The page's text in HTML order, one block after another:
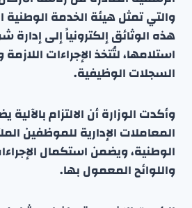
والتي تمثل هيئة الخدمة
هذه الوثائق إلكترونياً إلى
استلامها، لتُتخذ الإجراءات
السجلات الوظيفية.
وأكدت الوزارة أن الالتزام
المعاملات الإدارية للموظفين
الوطنية، ويضمن استكمال
واللوائح المعمول بها.